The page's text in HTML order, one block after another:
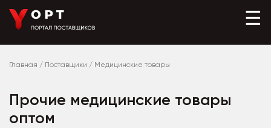
☰
Главная / Поставщики / Медицинские товары
Прочие медицинские товары
оптом